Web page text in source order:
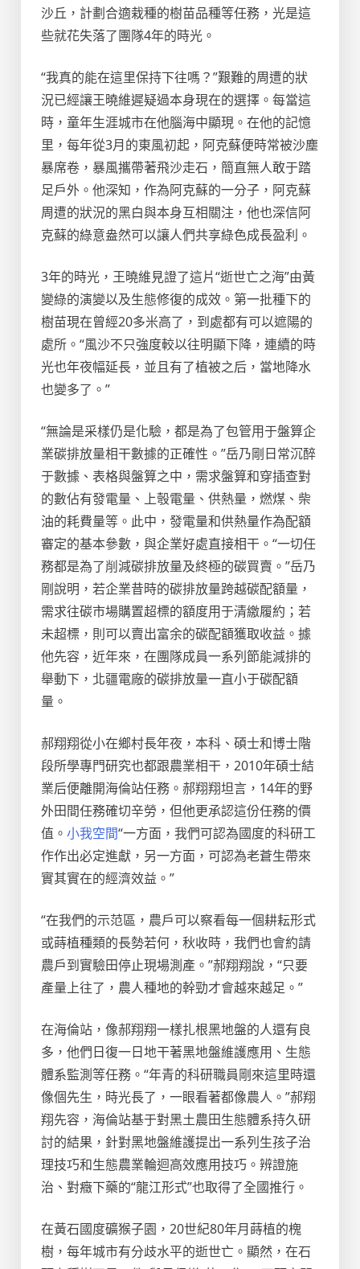
沙丘，計劃合適栽種的樹苗品種等任務，光是這
些就花失落了團隊4年的時光。
“我真的能在這里保持下往嗎？”艱難的周遭的狀
況已經讓王曉維遲疑過本身現在的選擇。每當這
時，童年生涯城市在他腦海中顯現。在他的記憶
里，每年從3月的東風初起，阿克蘇便時常被沙塵
暴席卷，暴風攜帶著飛沙走石，簡直無人敢于踏
足戶外。他深知，作為阿克蘇的一分子，阿克蘇
周遭的狀況的黑白與本身互相關注，他也深信阿
克蘇的綠意盎然可以讓人們共享綠色成長盈利。
3年的時光，王曉維見證了這片“逝世亡之海”由黃
變綠的演變以及生態修復的成效。第一批種下的
樹苗現在曾經20多米高了，到處都有可以遮陽的
處所。“風沙不只強度較以往明顯下降，連續的時
光也年夜幅延長，並且有了植被之后，當地降水
也變多了。”
“無論是采樣仍是化驗，都是為了包管用于盤算企
業碳排放量相干數據的正確性。”岳乃剛日常沉醉
于數據、表格與盤算之中，需求盤算和穿插查對
的數佔有發電量、上彀電量、供熱量，燃煤、柴
油的耗費量等。此中，發電量和供熱量作為配額
審定的基本參數，與企業好處直接相干。“一切任
務都是為了削減碳排放量及終極的碳買賣。”岳乃
剛說明，若企業昔時的碳排放量跨越碳配額量，
需求往碳市場購置超標的額度用于清繳履約；若
未超標，則可以賣出富余的碳配額獲取收益。據
他先容，近年來，在團隊成員一系列節能減排的
舉動下，北疆電廠的碳排放量一直小于碳配額
量。
郝翔翔從小在鄉村長年夜，本科、碩士和博士階
段所學專門研究也都跟農業相干，2010年碩士結
業后便離開海倫站任務。郝翔翔坦言，14年的野
外田間任務確切辛勞，但他更承認這份任務的價
值。 小我空間“一方面，我們可認為國度的科研工
作作出必定進獻，另一方面，可認為老蒼生帶來
實其實在的經濟效益。”
“在我們的示范區，農戶可以察看每一個耕耘形式
或蒔植種類的長勢若何，秋收時，我們也會約請
農戶到實驗田停止現場測產。”郝翔翔說，“只要
產量上往了，農人種地的幹勁才會越來越足。”
在海倫站，像郝翔翔一樣扎根黑地盤的人還有良
多，他們日復一日地干著黑地盤維護應用、生態
體系監測等任務。“年青的科研職員剛來這里時還
像個先生，時光長了，一眼看著都像農人。”郝翔
翔先容，海倫站基于對黑土農田生態體系持久研
討的結果，針對黑地盤維護提出一系列生孩子治
理技巧和生態農業輪迴高效應用技巧。辨證施
治、對癥下藥的“龍江形式”也取得了全國推行。
在黃石國度礦猴子園，20世紀80年月蒔植的槐
樹，每年城市有分歧水平的逝世亡。顯然，在石